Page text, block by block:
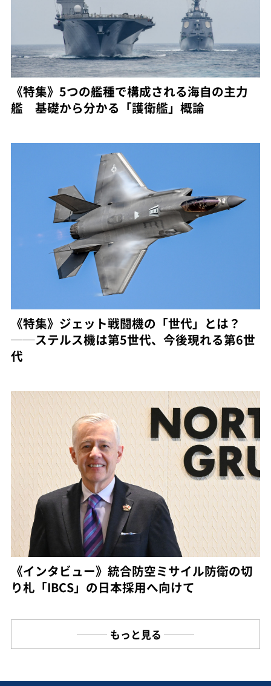
《特集》5つの艦種で構成される海自の主力
艦 基礎から分かる「護衛艦」概論
《特集》ジェット戦闘機の「世代」とは？
──ステルス機は第5世代、今後現れる第6世
代
《インタビュー》統合防空ミサイル防衛の切
り札「IBCS」の日本採用へ向けて
もっと見る